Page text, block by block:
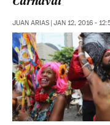
JUAN ARIAS | JAN 12, 2016 -